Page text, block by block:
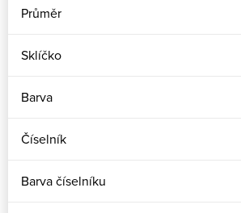
Průměr
Sklíčko
Barva
Číselník
Barva číselníku